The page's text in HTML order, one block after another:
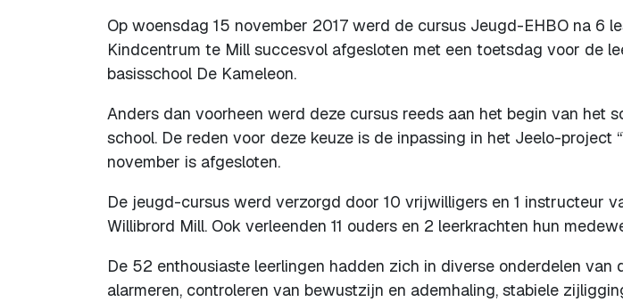
Op woensdag 15 november 2017 werd de cursus Jeugd-EHBO na 6
Kindcentrum te Mill succesvol afgesloten met een toetsdag voor de
basisschool De Kameleon.
Anders dan voorheen werd deze cursus reeds aan het begin van het
school. De reden voor deze keuze is de inpassing in het Jeelo-project
november is afgesloten.
De jeugd-cursus werd verzorgd door 10 vrijwilligers en 1 instructeur
Willibrord Mill. Ook verleenden 11 ouders en 2 leerkrachten hun
De 52 enthousiaste leerlingen hadden zich in diverse onderdelen van
alarmeren, controleren van bewustzijn en ademhaling, stabiele